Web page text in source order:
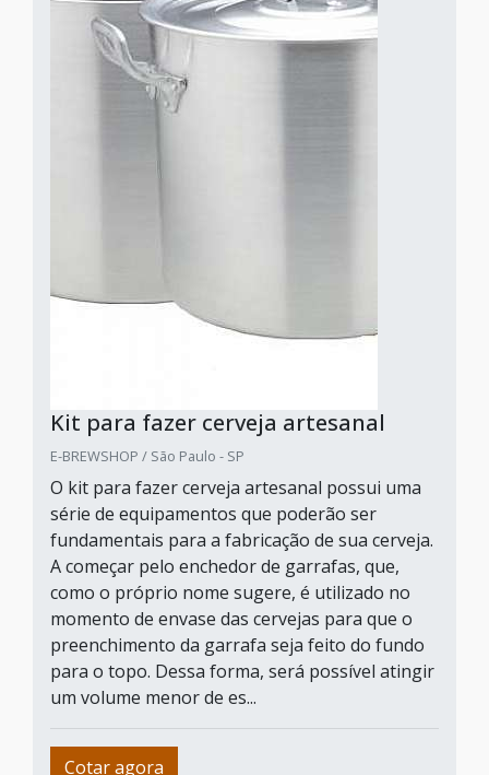
Kit para fazer cerveja artesanal
E-BREWSHOP / São Paulo - SP
O kit para fazer cerveja artesanal possui uma
série de equipamentos que poderão ser
fundamentais para a fabricação de sua cerveja.
A começar pelo enchedor de garrafas, que,
como o próprio nome sugere, é utilizado no
momento de envase das cervejas para que o
preenchimento da garrafa seja feito do fundo
para o topo. Dessa forma, será possível atingir
um volume menor de es...
Cotar agora